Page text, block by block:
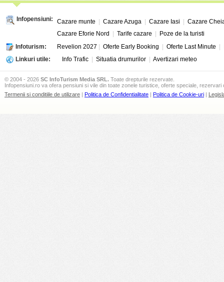
Infopensiuni: Cazare munte Cazare Azuga Cazare Iasi
Cazare
Cazare Eforie Nord
Tarife cazare
Poze de la turisti
Infoturism:
Revelion 2027 Oferte Early Booking Oferte Last Minute
Linkuri utile:
Info Trafic Situatia drumurilor Avertizari meteo
© 2004 - 2026 SC InfoTurism Media SRL. Toate drepturile rezervate.
Infopensiuni.ro va ofera pensiuni si vile din toate zonele turistice, oferte speciale, rezervari
Termenii si conditiile de utilizare | Politica de Confidentialitate | Politica de Cookie-uri |